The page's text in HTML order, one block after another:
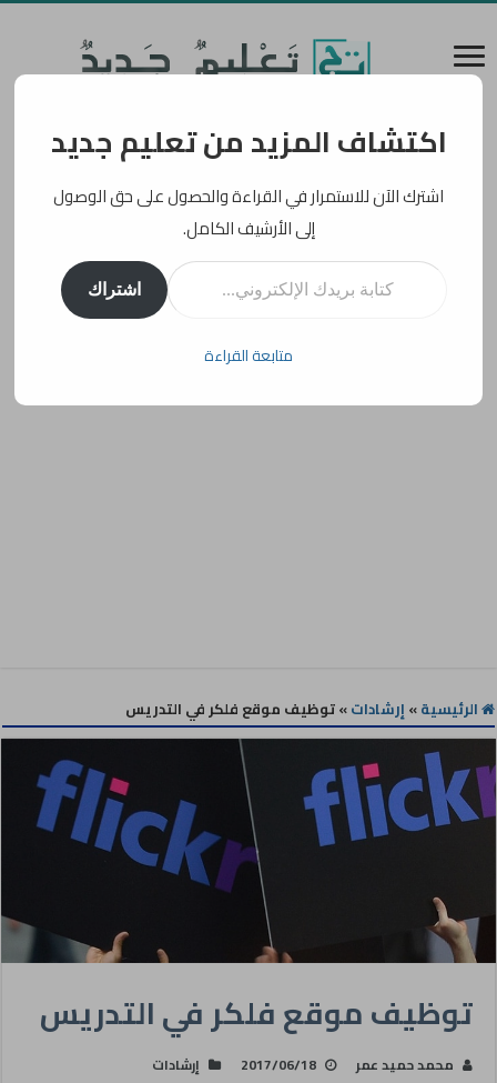
الرئيسية» إرشادات»توظيف موقع فلكر في التدريس
توظيف موقع فلكر في التدريس
محمد حميد عمر 2017/06/18 إرشادات
اكتشاف المزيد من تعليم جديد
اشترك الآن للاستمرار في القراءة والحصول على حق الوصول
إلى الأرشيف الكامل.
كتابة بريدك الإلكتروني...
اشتراك
متابعة القراءة